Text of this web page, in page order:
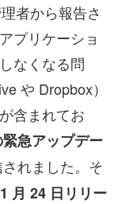
者から報告さ
プリケーショ
なくなる問
や Dropbox）
含まれてお
急アップデー
れました。そ
月 24 日リリー